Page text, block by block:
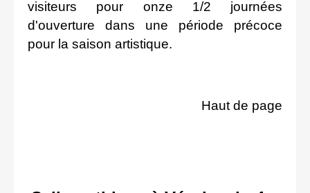
visiteurs pour onze 1/2 journées
d'ouverture dans une période précoce
pour la saison artistique.
Haut de page